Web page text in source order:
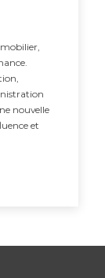
nouvelle
et